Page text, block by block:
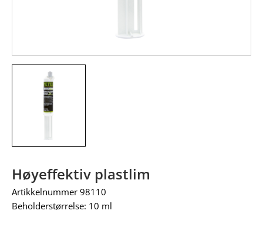
Høyeffektiv plastlim
Artikkelnummer 98110
Beholderstørrelse: 10 ml